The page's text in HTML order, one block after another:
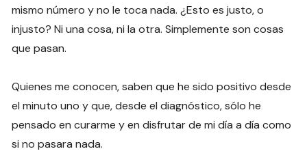
mismo número y no le toca nada. ¿Esto es justo, o
injusto? Ni una cosa, ni la otra. Simplemente son cosas
que pasan.
Quienes me conocen, saben que he sido positivo desde
el minuto uno y que, desde el diagnóstico, sólo he
pensado en curarme y en disfrutar de mi día a día como
si no pasara nada.